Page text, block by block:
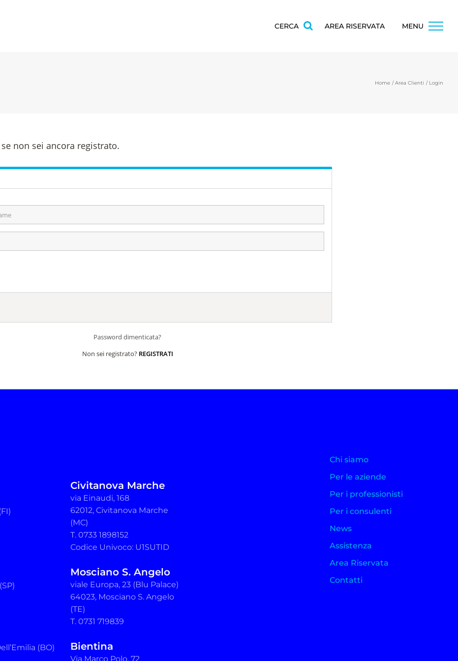
CERCA AREA RISERVATA MENU
Home Area Clienti Login
se non sei ancora registrato.
Password dimenticata?
Non sei registrato? REGISTRATI
(BO)
Civitanova Marche
via Einaudi, 168
62012, Civitanova Marche
(MC)
T. 0733 1898152
Codice Univoco: U1SUTID
Mosciano S. Angelo
viale Europa, 23 (Blu Palace)
64023, Mosciano S. Angelo
(TE)
T. 0731 719839
Bientina
Via Marco Polo, 72
Chi siamo
Per le aziende
Per i professionisti
Per i consulenti
News
Assistenza
Area Riservata
Contatti